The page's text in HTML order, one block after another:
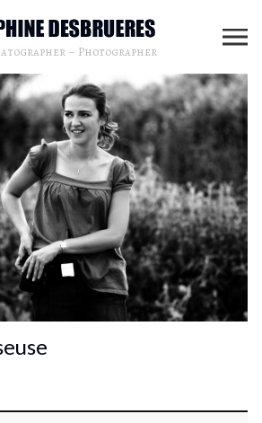
– Photographer